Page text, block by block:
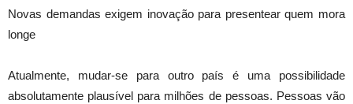
Novas demandas exigem inovação para presentear quem mora
longe
Atualmente, mudar-se para outro país é uma possibilidade
absolutamente plausível para milhões de pessoas. Pessoas vão